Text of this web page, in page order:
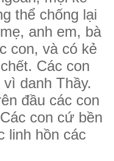
thể chống lại
anh em, bà
con, và có kẻ
Các con
danh Thầy.
đầu các con
con cứ bền
linh hồn các